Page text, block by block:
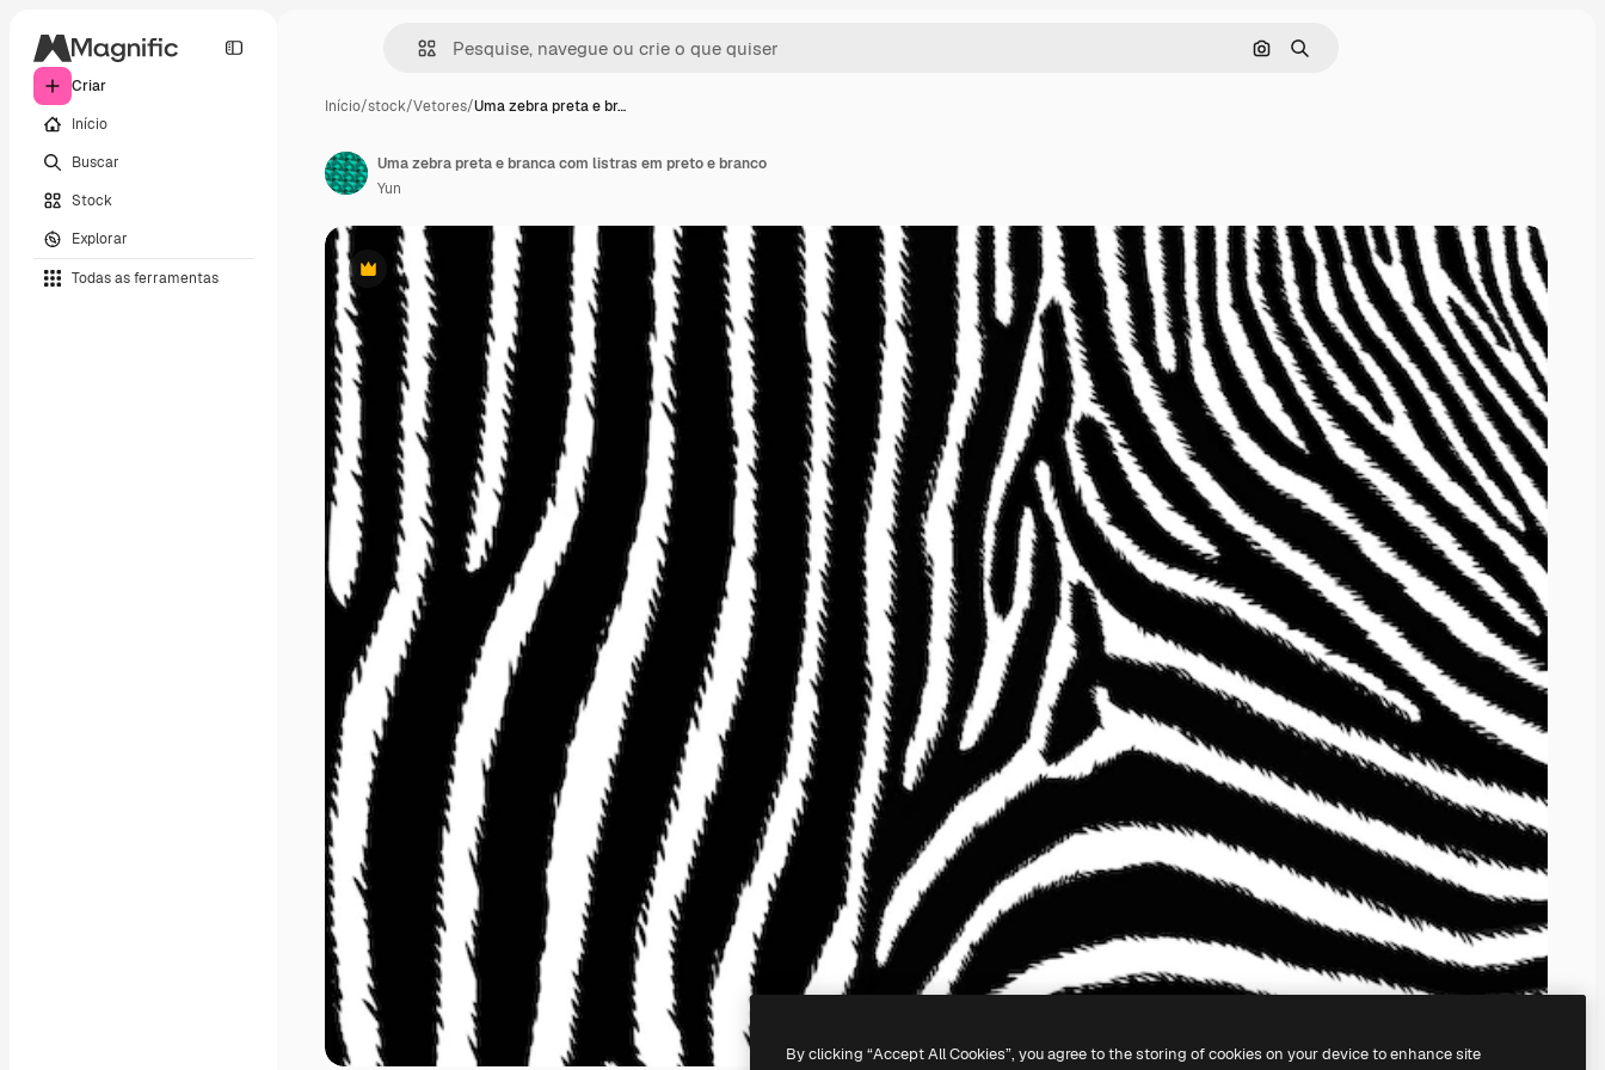
Criar
Início
Buscar
Stock
Explorar
Todas as ferramentas
Pesquisar por imagem
Buscar
Início/stock/Vetores/Uma zebra preta e br…
Premium
Uma zebra preta e branca com listras em preto e branco
Yun
By clicking “Accept All Cookies”, you agree to the storing of cookies on your device to enhance site